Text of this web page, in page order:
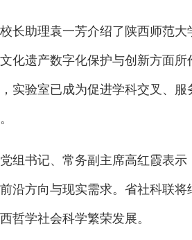
助理袁一芳介绍了陕西师范大
化遗产数字化保护与创新方面
实验室已成为促进学科交叉、
书记、常务副主席高红霞表示
沿方向与现实需求。省社科联
哲学社会科学繁荣发展。